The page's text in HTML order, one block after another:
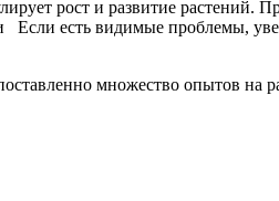
рост и развитие растений.
Если есть видимые проблемы,
множество опытов на